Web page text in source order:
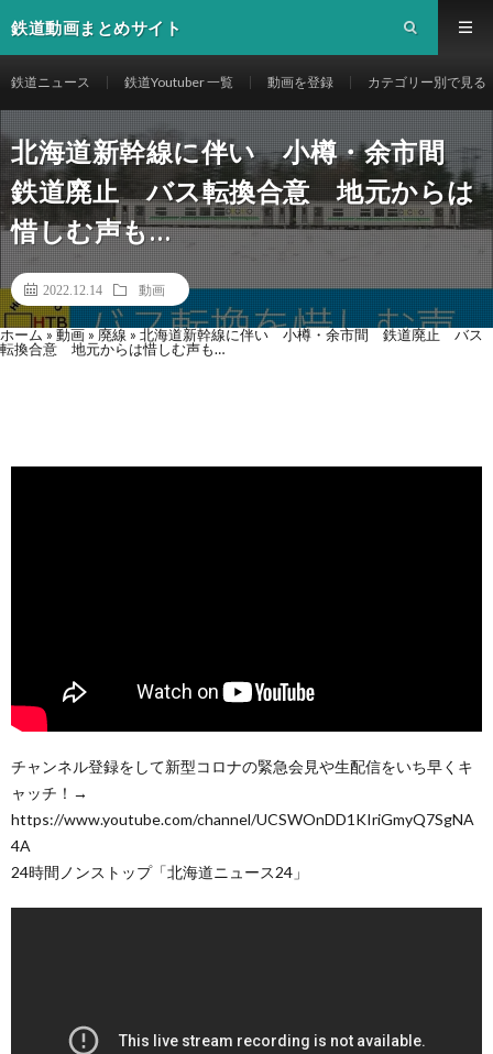
鉄道動画まとめサイト
鉄道ニュース 鉄道Youtuber 一覧 動画を登録 カテゴリー別で見る
北海道新幹線に伴い 小樽・余市間
鉄道廃止 バス転換合意 地元からは
惜しむ声も…
2022.12.14 動画
ホーム » 動画 » 廃線 » 北海道新幹線に伴い 小樽・余市間 鉄道廃止 バス
転換合意 地元からは惜しむ声も…
チャンネル登録をして新型コロナの緊急会見や生配信をいち早くキ
ャッチ！→
https://www.youtube.com/channel/UCSWOnDD1KIriGmyQ7SgNA
4A
24時間ノンストップ「北海道ニュース24」